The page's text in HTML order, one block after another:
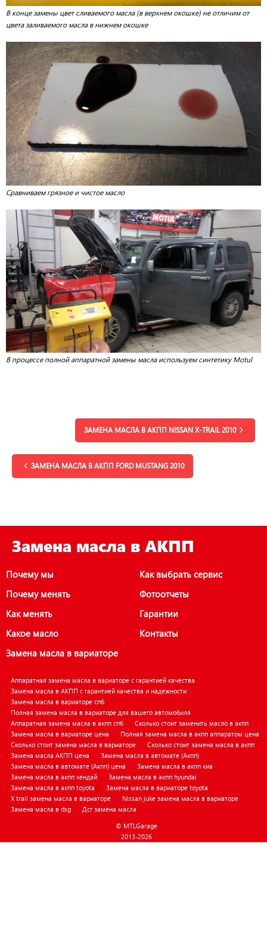
В конце замены цвет сливаемого масла (в верхнем окошке) не отличим от
цвета заливаемого масла в нижнем окошке
Сравниваем грязное и чистое масло
В процессе полной аппаратной замены масла используем синтетику Motul
ЗАМЕНА МАСЛА В АКПП NISSAN X-TRAIL 2010
ЗАМЕНА МАСЛА В АКПП FORD MUSTANG 2010
Замена масла в АКПП
Почему мы
Почему менять
Как менять
Какое масло
Замена масла в вариаторе
Как выбрать сервис
Фотоотчеты
Гарантии
Контакты
Аппаратная замена масла в вариаторе с гарантией качества
Замена масла в АКПП с гарантией качества и надежности
Замена масла в вариаторе спб
Полная замена масла в вариаторе для вашего автомобиля
Аппаратная замена масла в акпп спб
Сколько стоит заменить масло в акпп
Замена масла в вариаторе цена
Полная замена масла в акпп аппаратом цена
Сколько стоит замена масла в вариаторе
Сколько стоит замена масла в акпп
Замена масла АКПП цена
Замена масла в автомате (Акпп)
Замена масла в автомате (Акпп) цена
Замена масла в акпп киа
Замена масла в акпп хендай
Замена масла в акпп hyundai
Замена масла в акпп toyota
Замена масла в вариаторе toyota
X trail замена масла в вариаторе
Nissan juke замена масла в вариаторе
Замена масла в dsg
Дсг замена масла
© MTLGarage
2013-2026